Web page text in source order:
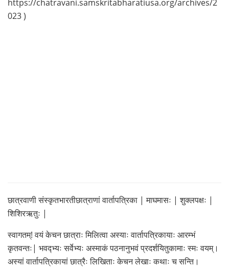
https://chatravani.samskritabharatiusa.org/archives/2
023 )
छात्रवाणी संस्कृतभारतीछात्राणां वार्तापत्रिका | माघमासः | शुक्लपक्षः |
शिशिरऋतुः |
स्वागतम्! वयं केचन छात्राः मिलित्वा अस्याः वार्तापत्रिकायाः आरम्भं
कृतवन्तः| भवद्भ्यः सर्वेभ्यः अस्माकं पठनानुभवं प्रदर्शयितुकामाः स्मः वयम्।
अस्यां वार्तापत्रिकायां छात्रैः लिखिताः केचन लेखाः कथाः च सन्ति।